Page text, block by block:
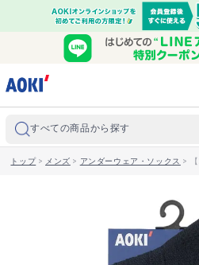
すべての商品から探す
トップ> メンズ > アンダーウェア・ソックス >